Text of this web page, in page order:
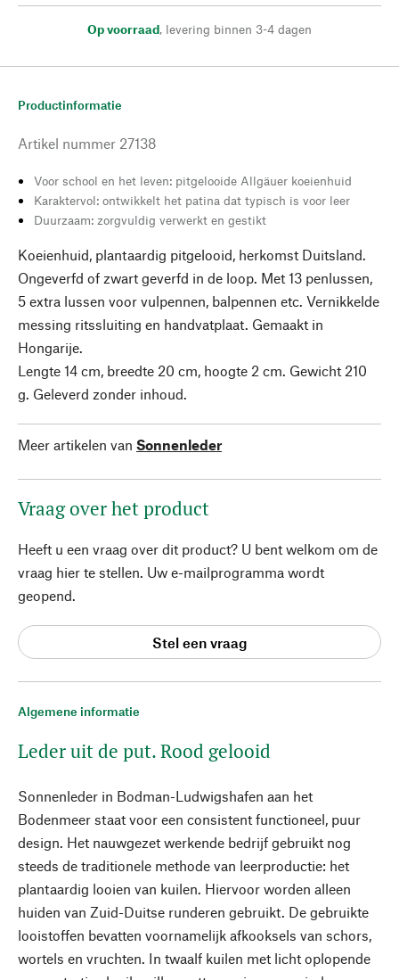
Op voorraad, levering binnen 3-4 dagen
Algemene informatie
Leder uit de put. Rood gelooid
Sonnenleder in Bodman-Ludwigshafen aan het
Bodenmeer staat voor een consistent functioneel, puur
design. Het nauwgezet werkende bedrijf gebruikt nog
steeds de traditionele methode van leerproductie: het
plantaardig looien van kuilen. Hiervoor worden alleen
huiden van Zuid-Duitse runderen gebruikt. De gebruikte
looistoffen bevatten voornamelijk afkooksels van schors,
wortels en vruchten. In twaalf kuilen met licht oplopende
Productinformatie
Artikel nummer 27138
Voor school en het leven: pitgelooide Allgäuer koeienhuid
Karaktervol: ontwikkelt het patina dat typisch is voor leer
Duurzaam: zorgvuldig verwerkt en gestikt
Koeienhuid, plantaardig pitgelooid, herkomst Duitsland.
Ongeverfd of zwart geverfd in de loop. Met 13 penlussen,
5 extra lussen voor vulpennen, balpennen etc. Vernikkelde
messing ritssluiting en handvatplaat. Gemaakt in
Hongarije.
Lengte 14 cm, breedte 20 cm, hoogte 2 cm. Gewicht 210
g. Geleverd zonder inhoud.
Meer artikelen van Sonnenleder
Vraag over het product
Heeft u een vraag over dit product? U bent welkom om de
vraag hier te stellen. Uw e-mailprogramma wordt
geopend.
Stel een vraag